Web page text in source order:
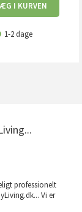
I KURVEN
1-2 dage
professionelt
Vi er